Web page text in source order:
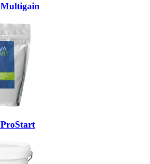
Multigain
ProStart